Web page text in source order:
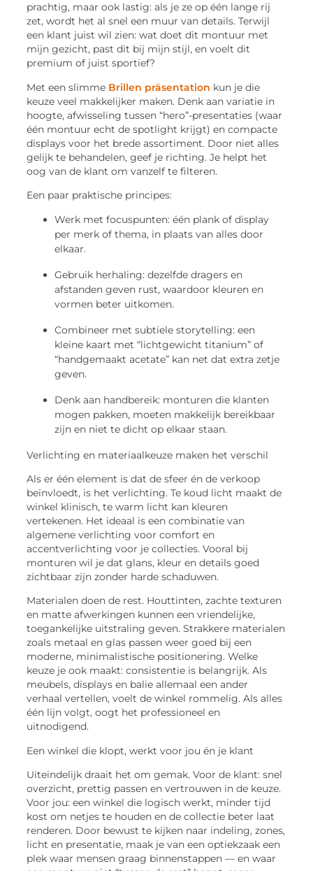
prachtig, maar ook lastig: als je ze op één lange rij
zet, wordt het al snel een muur van details. Terwijl
een klant juist wil zien: wat doet dit montuur met
mijn gezicht, past dit bij mijn stijl, en voelt dit
premium of juist sportief?
Met een slimme Brillen präsentation kun je die
keuze veel makkelijker maken. Denk aan variatie in
hoogte, afwisseling tussen “hero”-presentaties (waar
één montuur echt de spotlight krijgt) en compacte
displays voor het brede assortiment. Door niet alles
gelijk te behandelen, geef je richting. Je helpt het
oog van de klant om vanzelf te filteren.
Een paar praktische principes:
Werk met focuspunten: één plank of display
per merk of thema, in plaats van alles door
elkaar.
Gebruik herhaling: dezelfde dragers en
afstanden geven rust, waardoor kleuren en
vormen beter uitkomen.
Combineer met subtiele storytelling: een
kleine kaart met “lichtgewicht titanium” of
“handgemaaktacetate” kan net dat extra zetje
geven.
Denk aan handbereik: monturen die klanten
mogen pakken, moeten makkelijk bereikbaar
zijn en niet te dicht op elkaar staan.
Verlichting en materiaalkeuze maken het verschil
Als er één element is dat de sfeer én de verkoop
beïnvloedt, is het verlichting. Te koud licht maakt de
winkel klinisch, te warm licht kan kleuren
vertekenen. Het ideaal is een combinatie van
algemene verlichting voor comfort en
accentverlichting voor je collecties. Vooral bij
monturen wil je dat glans, kleur en details goed
zichtbaar zijn zonder harde schaduwen.
Materialen doen de rest. Houttinten, zachte texturen
en matte afwerkingen kunnen een vriendelijke,
toegankelijke uitstraling geven. Strakkere materialen
zoals metaal en glas passen weer goed bij een
moderne, minimalistische positionering. Welke
keuze je ook maakt: consistentie is belangrijk. Als
meubels, displays en balie allemaal een ander
verhaal vertellen, voelt de winkel rommelig. Als alles
één lijn volgt, oogt het professioneel en
uitnodigend.
Een winkel die klopt, werkt voor jou én je klant
Uiteindelijk draait het om gemak. Voor de klant: snel
overzicht, prettig passen en vertrouwen in de keuze.
Voor jou: een winkel die logisch werkt, minder tijd
kost om netjes te houden en de collectie beter laat
renderen. Door bewust te kijken naar indeling, zones,
licht en presentatie, maak je van een optiekzaak een
plek waar mensen graag binnenstappen — en waar